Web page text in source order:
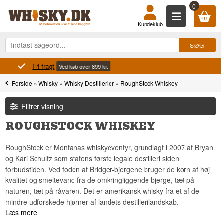
0
Kundeklub
Fri fragt Ved køb over 899 kr.
Forside »Whisky »Whisky Destillerier » RoughStock Whiskey
Filtrer visning
ROUGHSTOCK WHISKEY
RoughStock er Montanas whiskyeventyr, grundlagt i 2007 af Bryan
og Kari Schultz som statens første legale destilleri siden
forbudstiden. Ved foden af Bridger-bjergene bruger de korn af høj
kvalitet og smeltevand fra de omkringliggende bjerge, tæt på
naturen, tæt på råvaren. Det er amerikansk whisky fra et af de
mindre udforskede hjørner af landets destillerilandskab.
Læs mere